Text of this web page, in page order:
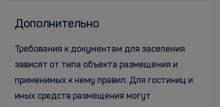
Дополнительно
Требования к документам для заселения
зависят от типа объекта размещения и
применимых к нему правил. Для гостиниц и
иных средств размещения могут